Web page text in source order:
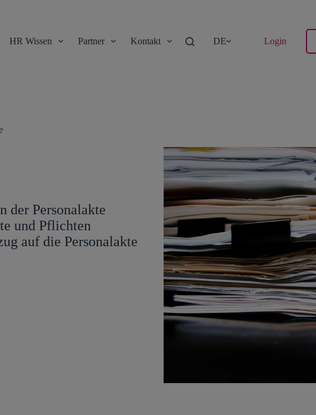
HR Wissen Partner Kontakt DE Login
der Personalakte
und Pflichten
auf die Personalakte